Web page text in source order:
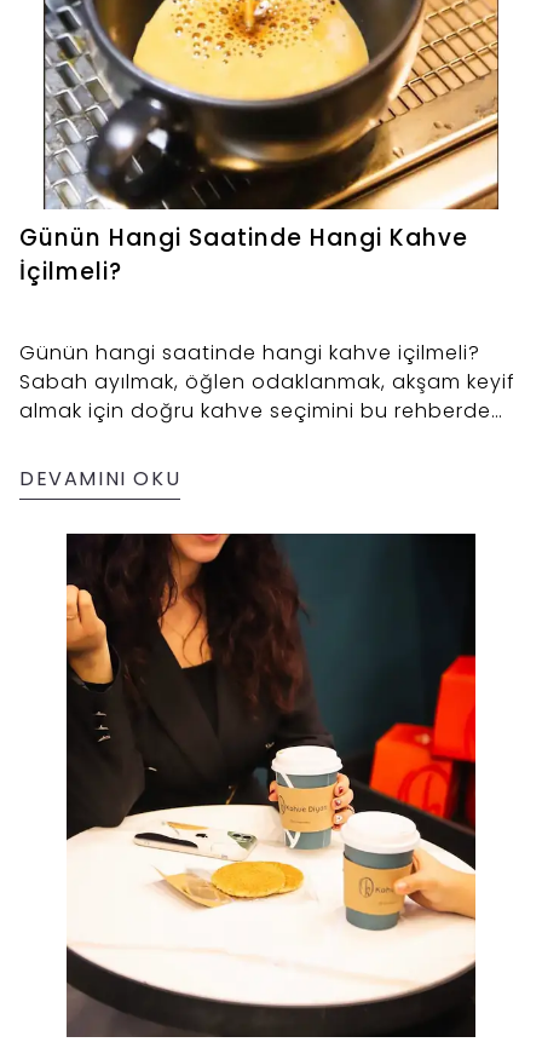
Günün Hangi Saatinde Hangi Kahve
İçilmeli?
Günün hangi saatinde hangi kahve içilmeli?
Sabah ayılmak, öğlen odaklanmak, akşam keyif
almak için doğru kahve seçimini bu rehberde
göre kahve önerileri ve kafe menüsü ipuçları
Kahve Diyarı’ndan.
DEVAMINI OKU